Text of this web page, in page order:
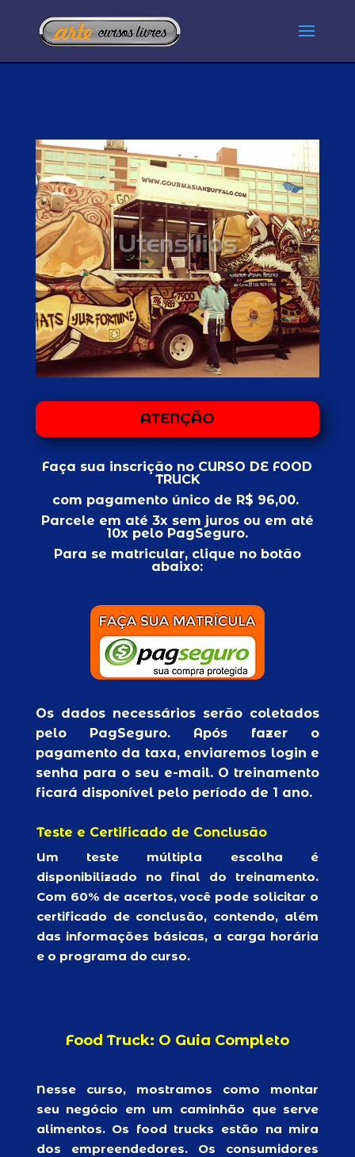
Tocador
de
vídeo
ATENÇÃO
Faça sua inscrição no CURSO DE FOOD
TRUCK
com pagamento único de R$ 96,00.
Parcele em até 3x sem juros ou em até
10x pelo PagSeguro.
Para se matricular, clique no botão
abaixo:
Os dados necessários serão coletados
pelo PagSeguro. Após fazer o
pagamento da taxa, enviaremos login e
senha para o seu e-mail. O treinamento
ficará disponível pelo período de 1 ano.
Teste e Certificado de Conclusão
Um teste múltipla escolha é
disponibilizado no final do treinamento.
Com 60% de acertos, você pode solicitar o
certificado de conclusão, contendo, além
das informações básicas, a carga horária
e o programa do curso.
Food Truck: O Guia Completo
Nesse curso, mostramos como montar
seu negócio em um caminhão que serve
alimentos. Os food trucks estão na mira
dos empreendedores. Os consumidores